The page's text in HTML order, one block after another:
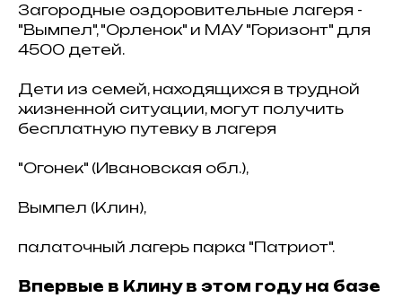
Загородные оздоровительные лагеря -
"Вымпел", "Орленок" и МАУ "Горизонт" для
4500 детей.
Дети из семей, находящихся в трудной
жизненной ситуации, могут получить
бесплатную путевку в лагеря
"Огонек" (Ивановская обл.),
Вымпел (Клин),
палаточный лагерь парка "Патриот".
Впервые в Клину в этом году на базе